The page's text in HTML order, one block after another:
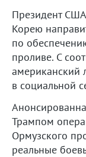
Президент
Корею
по
проливе. С
американский
в социальной
Трампом
Ормузского
реальные